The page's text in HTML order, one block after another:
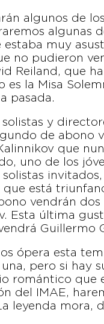
algunos de
algunas
estaba muy
no pudieron
Reiland, que
es la Misa
pasada.
solistas y
de abono
que
uno de los
que está
vendrán
Esta última
Guillermo
ópera esta
una, pero si hay
romántico que
del IMAE,
leyenda mora,